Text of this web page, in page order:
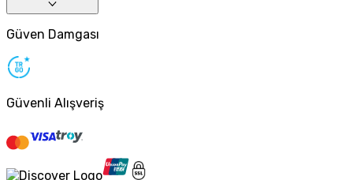
Güven Damgası
Güvenli Alışveriş